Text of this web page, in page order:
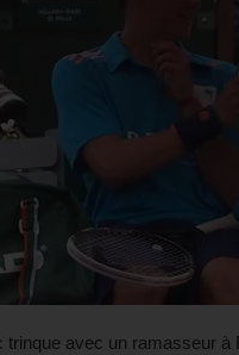
avec un ramasseur à